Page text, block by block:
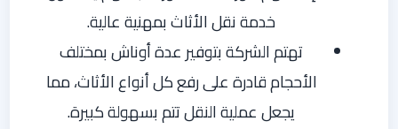
خدمة نقل الأثاث بمهنية عالية.
تهتم الشركة بتوفير عدة أوناش بمختلف
الأحجام قادرة على رفع كل أنواع الأثاث، مما
يجعل عملية النقل تتم بسهولة كبيرة.